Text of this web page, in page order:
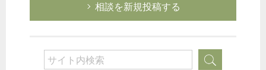
相談を新規投稿する